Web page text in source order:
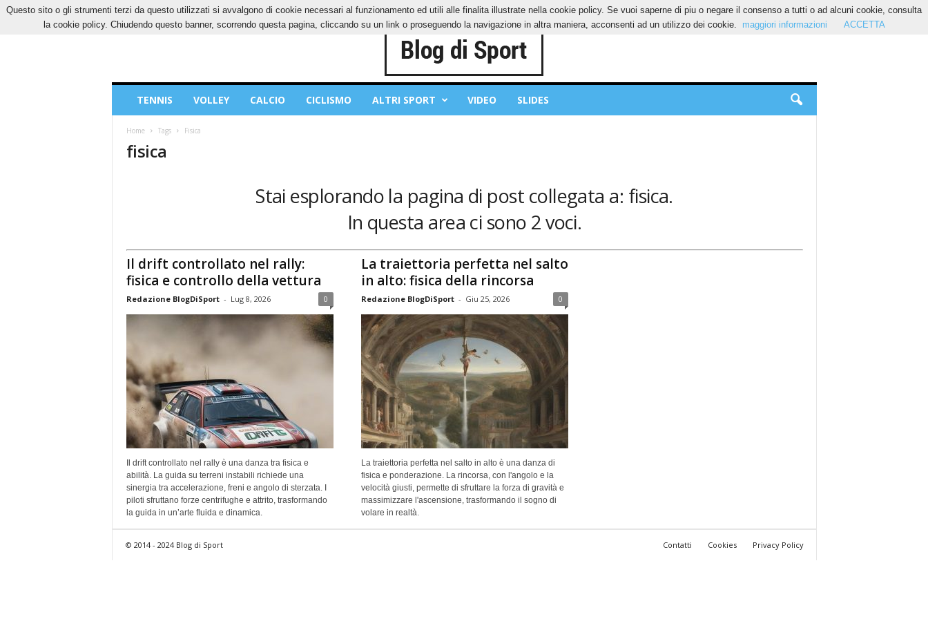
GIOVEDÌ, 6 AGOSTO 2026 CONTATTI COOKIES PRIVACY POLICY
Sport
TENNIS VOLLEY CALCIO CICLISMO ALTRI SPORT VIDEO SLIDES
Home Tags Fisica
fisica
Stai esplorando la pagina di post collegata a: fisica.
In questa area ci sono 2 voci.
Il drift controllato nel rally:
fisica e controllo della vettura
Redazione BlogDiSport - Lug 8, 2026 0
Il drift controllato nel rally è una danza tra fisica e
abilità. La guida su terreni instabili richiede una
sinergia tra accelerazione, freni e angolo di sterzata. I
piloti sfruttano forze centrifughe e attrito, trasformando
la guida in un’arte fluida e dinamica.
La traiettoria perfetta nel salto
in alto: fisica della rincorsa
Redazione BlogDiSport - Giu 25, 2026 0
La traiettoria perfetta nel salto in alto è una danza di
fisica e ponderazione. La rincorsa, con l'angolo e la
velocità giusti, permette di sfruttare la forza di gravità e
massimizzare l'ascensione, trasformando il sogno di
volare in realtà.
Contatti Cookies Privacy Policy
© 2014 - 2024 Blog di Sport
Questo sito o gli strumenti terzi da questo utilizzati si avvalgono di cookie necessari al funzionamento ed utili alle finalita illustrate nella cookie policy. Se vuoi saperne di piu o negare il consenso a tutti o ad alcuni cookie, consulta
la cookie policy. Chiudendo questo banner, scorrendo questa pagina, cliccando su un link o proseguendo la navigazione in altra maniera, acconsenti ad un utilizzo dei cookie.
maggiori informazioni ACCETTA